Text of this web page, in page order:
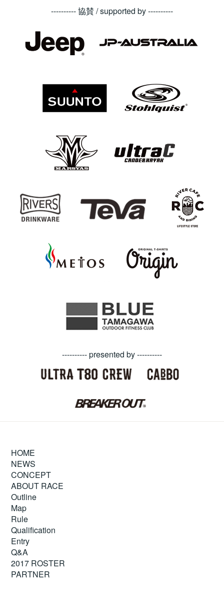
---------- 協賛 / supported by ----------
---------- presented by ----------
HOME
NEWS
CONCEPT
ABOUT RACE
Outline
Map
Rule
Qualification
Entry
Q&A
2017 ROSTER
PARTNER